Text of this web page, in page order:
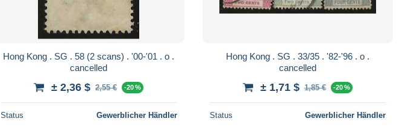
Hong Kong . SG . 58 (2 scans) . '00-'01 . o .
cancelled
± 2,36 $ 2,55 € -20 %
Status Gewerblicher Händler
Hong Kong . SG . 33/35 . '82-'96 . o .
cancelled
± 1,71 $ 1,85 € -20 %
Status Gewerblicher Händler